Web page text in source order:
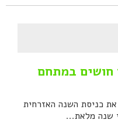
חושים במתחם
את כניסת השנה האזרחית
שנה מלאת...